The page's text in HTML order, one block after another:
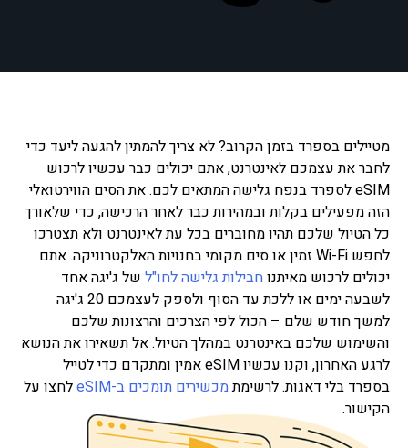
מטיילים בספרד בזמן הקרוב? לא צריך להמתין להגעה ליעד כדי
לחבר את עצמכם לאינטרנט, אתם יכולים כבר עכשיו לרכוש
eSIM לספרד בנפח גלישה המתאים לכם. את הסים הווירטואלי
הזה מפעילים בקלות ובמהירות כבר לאחר הרכישה, כדי שלאורך
כל הטיול שלכם תהיו מחוברים בכל עת לאינטרנט ולא תצטרכו
לחפש Wi-Fi זמין או סים מקומי בחנויות האלקטרוניקה. אתם
יכולים לרכוש מאיתנוחבילות גלישה לחו"ל של ג'יגה אחד
לשבעה ימים או ללכת עד הסוף ולספק לעצמכם 20 ג'יגה
למשך חודש שלם – הכול לפי הצרכים והרצונות שלכם
והשימוש שלכם באינטרנט במהלך הטיול. אל תשאירו את הנושא
לרגע האחרון, וקנו עכשיו eSIM אמין ומתקדם כדי לטייל
בספרד בלי דאגות. לרשימתמכשירים תומכים ב-eSIM
לחצו על
הקישור.